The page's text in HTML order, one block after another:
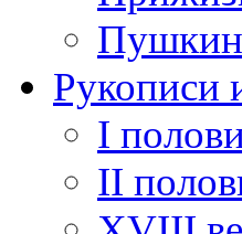
Рукописи
I
II